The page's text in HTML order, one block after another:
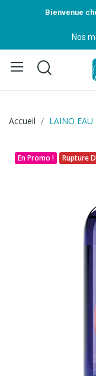
Bienvenue
Nos
Accueil LAINO
En Promo ! Rupture